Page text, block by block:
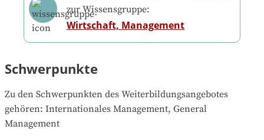
zur Wissensgruppe:
Wirtschaft, Management
Schwerpunkte
Zu den Schwerpunkten des Weiterbildungsangebotes
gehören: Internationales Management, General
Management